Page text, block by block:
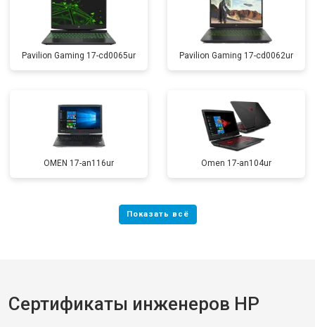
Pavilion Gaming 17-cd0065ur Pavilion Gaming 17-cd0062ur
OMEN 17-an116ur Omen 17-an104ur
Сертификаты инженеров HP